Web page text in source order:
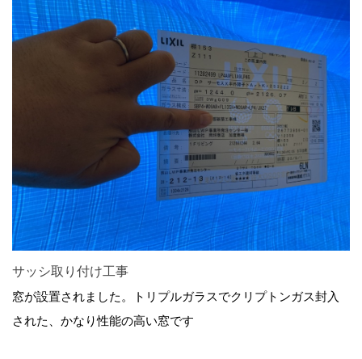
サッシ取り付け工事
窓が設置されました。トリプルガラスでクリプトンガス封入
された、かなり性能の高い窓です